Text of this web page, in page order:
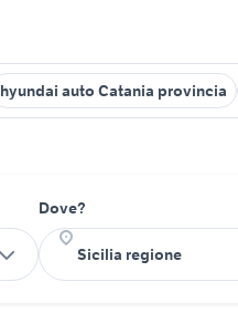
hyundai auto Catania provincia
Dove?